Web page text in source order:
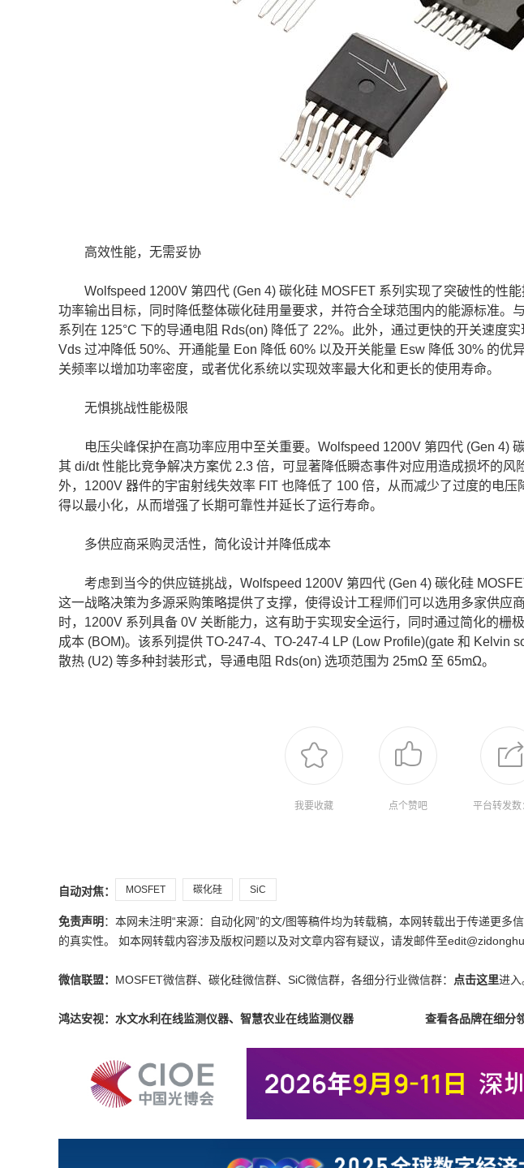
高效性能，无需妥协
Wolfspeed 1200V 第四代 (Gen 4) 碳化硅 MOSFET 系列实现了突破性的性能
功率输出目标，同时降低整体碳化硅用量要求，并符合全球范围内的能源标准。
系列在 125°C 下的导通电阻 Rds(on) 降低了 22%。此外，通过更快的开关速度
Vds 过冲降低 50%、开通能量 Eon 降低 60% 以及开关能量 Esw 降低 30% 的优
关频率以增加功率密度，或者优化系统以实现效率最大化和更长的使用寿命。
无惧挑战性能极限
电压尖峰保护在高功率应用中至关重要。Wolfspeed 1200V 第四代 (Gen 4) 碳
其 di/dt 性能比竞争解决方案优 2.3 倍，可显著降低瞬态事件对应用造成损坏的
外，1200V 器件的宇宙射线失效率 FIT 也降低了 100 倍，从而减少了过度的电
得以最小化，从而增强了长期可靠性并延长了运行寿命。
多供应商采购灵活性，简化设计并降低成本
考虑到当今的供应链挑战，Wolfspeed 1200V 第四代 (Gen 4) 碳化硅
这一战略决策为多源采购策略提供了支撑，使得设计工程师们可以选用多家供应
时，1200V 系列具备 0V 关断能力，这有助于实现安全运行，同时通过简化的栅
成本 (BOM)。该系列提供 TO-247-4、TO-247-4 LP (Low Profile)(gate 和 Kelvin
散热 (U2) 等多种封装形式，导通电阻 Rds(on) 选项范围为 25mΩ 至 65mΩ。
我要收藏 点个赞吧 平台转发数
自动对焦： MOSFET 碳化硅 SiC
免责声明 ：本网未注明“来源：自动化网”的文/图等稿件均为转载稿，本网转载出于传递更多
的真实性。 如本网转载内容涉及版权问题以及对文章内容有疑议，请发邮件至
微信联盟： MOSFET微信群、碳化硅微信群、SiC微信群，各细分行业微信群： 点击这里进入
鸿达安视：水文水利在线监测仪器、智慧农业在线监测仪器 查看各品牌在细分